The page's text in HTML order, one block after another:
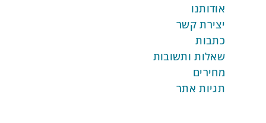
אודותנו
יצירת קשר
כתבות
שאלות ותשובות
מחירים
תגיות אתר